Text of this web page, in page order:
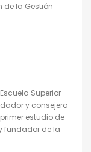
la Gestión
Superior
y consejero
estudio de
fundador de la